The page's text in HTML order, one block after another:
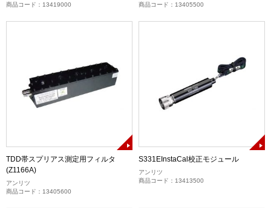
商品コード：13419000
商品コード：13405500
TDD帯スプリアス測定用フィルタ
(Z1166A)
アンリツ
商品コード：13405600
S331EInstaCal校正モジュール
アンリツ
商品コード：13413500